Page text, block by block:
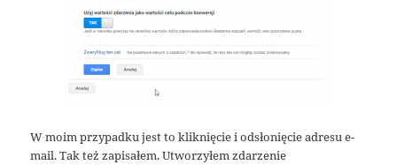
W moim przypadku jest to kliknięcie i odsłonięcie adresu e-
mail. Tak też zapisałem. Utworzyłem zdarzenie